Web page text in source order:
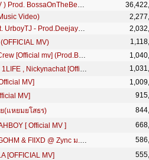
CUTE - P-HOT ( Official MV ) Prod. BossaOnTheBeat !!
Video)
Bye Bye (Remix) - P-HOT ft. UrboyTJ - Prod.DeejayB [ Official lyric ]
MV)
PoPo - P-Hot ft Cp Sming Crew [Official mv] (Prod.By Roony)
เมาหนักไปหน่อย - P-HOT ft. 1LIFE , Nickynachat [Official MV]
MV]
MV]
(แหยมยโสธร)
[ Official MV ]
Bye Bye - P-HOT & YOUNGOHM & FIIXD @ Zync ม.รังสิต [Live]
[OFFICIAL MV]